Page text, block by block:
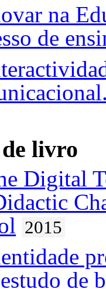
na
de
livro
Digital
2015
de